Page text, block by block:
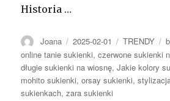
Historia …
Autor
Joana Opublikowano
2025-02-01 Kategorie
TRENDY
online tanie sukienki,czerwone sukienki
długie sukienki na wiosnę,Jakie kolory
mohito sukienki,orsay sukienki,
sukienkach,zara sukienki